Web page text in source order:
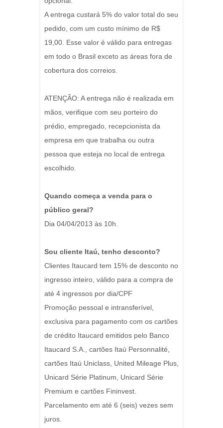
A entrega custará 5% do valor total do seu
pedido, com um custo mínimo de R$
19,00. Esse valor é válido para entregas
em todo o Brasil exceto as áreas fora de
cobertura dos correios.
ATENÇÃO: A entrega não é realizada em
mãos, verifique com seu porteiro do
prédio, empregado, recepcionista da
empresa em que trabalha ou outra
pessoa que esteja no local de entrega
escolhido.
Quando começa a venda para o
público geral?
Dia 04/04/2013 às 10h.
Sou cliente Itaú, tenho desconto?
Clientes Itaucard tem 15% de desconto no
ingresso inteiro, válido para a compra de
até 4 ingressos por dia/CPF
Promoção pessoal e intransferível,
exclusiva para pagamento com os cartões
de crédito Itaucard emitidos pelo Banco
Itaucard S.A., cartões Itaú Personnalité,
cartões Itaú Uniclass, United Mileage Plus,
Unicard Série Platinum, Unicard Série
Premium e cartões Fininvest.
Parcelamento em até 6 (seis) vezes sem
juros.